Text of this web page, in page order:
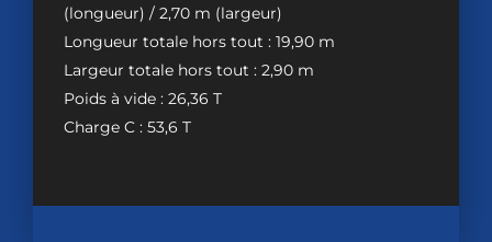
(longueur) / 2,70 m (largeur)
Longueur totale hors tout : 19,90 m
Largeur totale hors tout : 2,90 m
Poids à vide : 26,36 T
Charge C : 53,6 T